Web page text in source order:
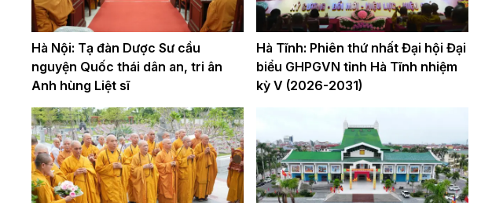
Hà Nội: Tạ đàn Dược Sư cầu
nguyện Quốc thái dân an, tri ân
Anh hùng Liệt sĩ
Hà Tĩnh: Phiên thứ nhất Đại hội Đại
biểu GHPGVN tỉnh Hà Tĩnh nhiệm
kỳ V (2026-2031)